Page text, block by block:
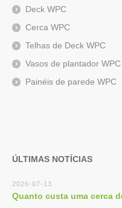
Deck WPC
Cerca WPC
Telhas de Deck WPC
Vasos de plantador WPC
Painéis de parede WPC
ÚLTIMAS NOTÍCIAS
2026-07-13
Quanto custa uma cerca